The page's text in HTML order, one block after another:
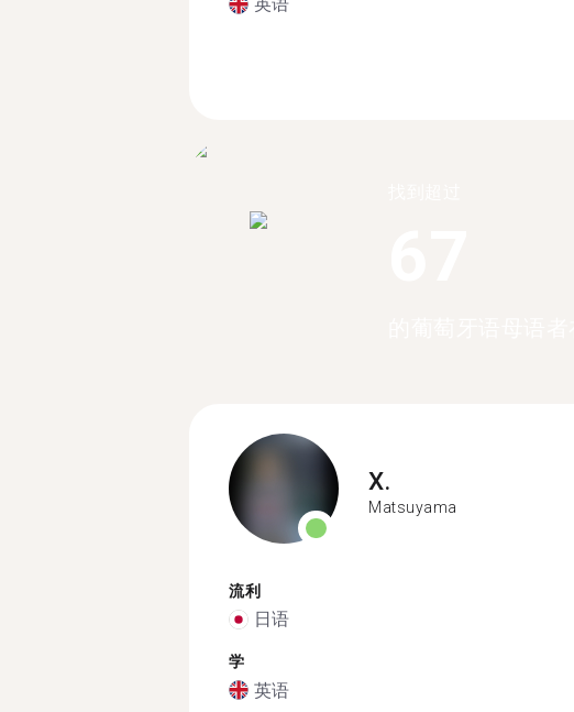
X.
Matsuyama
流利
日语
学
英语